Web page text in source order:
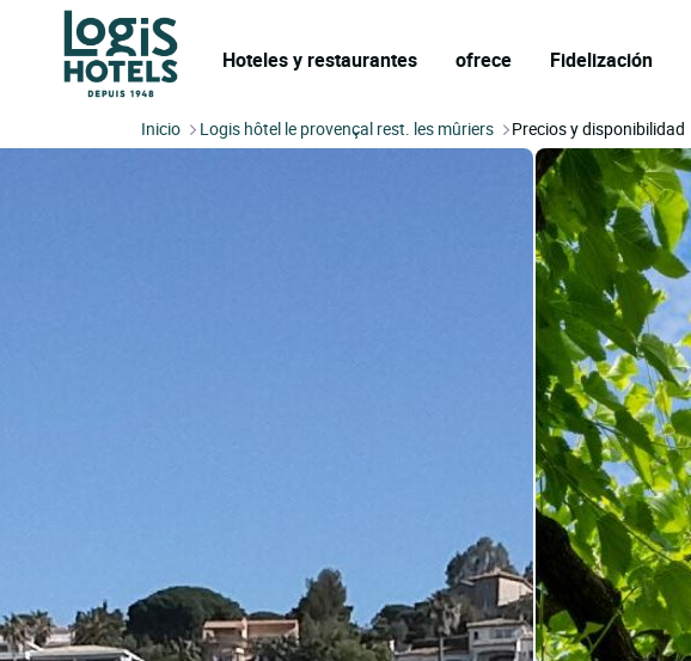
Hoteles y restaurantes ofrece Fidelización
Inicio Logis hôtel le provençal rest. les mûriers Precios y disponibilidad